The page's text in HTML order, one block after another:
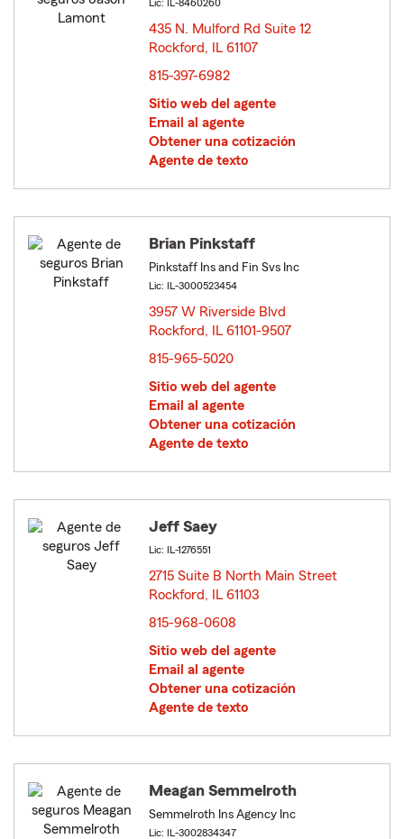
Lic: IL-8460260
435 N. Mulford Rd Suite 12
Rockford, IL 61107
815-397-6982
Sitio web del agente
Email al agente
Obtener una cotización
Agente de texto
Brian Pinkstaff
Pinkstaff Ins and Fin Svs Inc
Lic: IL-3000523454
3957 W Riverside Blvd
Rockford, IL 61101-9507
815-965-5020
Sitio web del agente
Email al agente
Obtener una cotización
Agente de texto
Jeff Saey
Lic: IL-1276551
2715 Suite B North Main Street
Rockford, IL 61103
815-968-0608
Sitio web del agente
Email al agente
Obtener una cotización
Agente de texto
Meagan Semmelroth
Semmelroth Ins Agency Inc
Lic: IL-3002834347